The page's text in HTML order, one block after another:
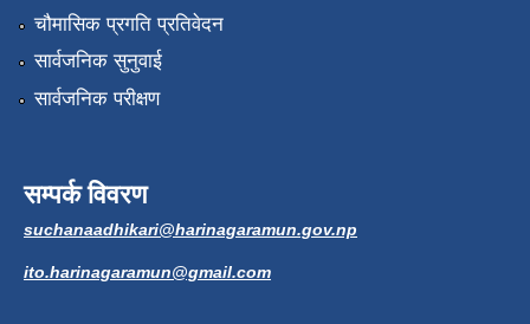
चौमासिक प्रगति प्रतिवेदन
सार्वजनिक सुनुवाई
सार्वजनिक परीक्षण
सम्पर्क विवरण
suchanaadhikari@harinagaramun.gov.np
ito.harinagaramun@gmail.com